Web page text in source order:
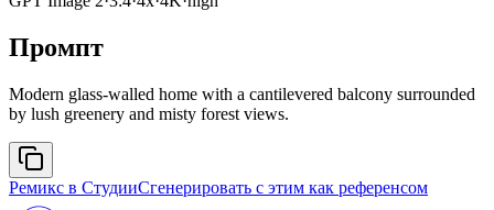
Промпт
Modern glass-walled home with a cantilevered balcony surrounded
by lush greenery and misty forest views.
Ремикс в СтудииСгенерировать с этим как референсом